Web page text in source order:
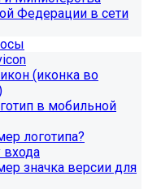
Для
активировать
не
Федерации в сети
(иконка во
в мобильной
логотипа?
входа
значка версии для